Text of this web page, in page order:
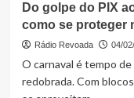
empresas
de
aprova
Medida
Provisória
que
bolsa
Do golpe do PIX
como se proteger
Rádio Revoada 04/
O carnaval é tempo
redobrada. Com